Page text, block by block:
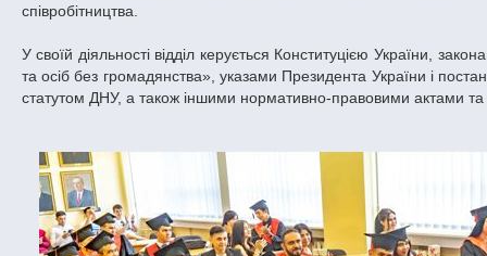
співробітництва.
У своїй діяльності відділ керується Конституцією України,
та осіб без громадянства», указами Президента України і
статутом ДНУ, а також іншими нормативно-правовими актами та